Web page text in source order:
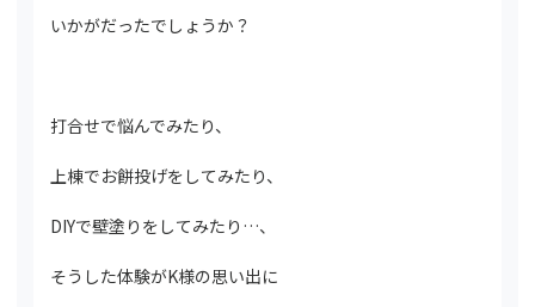
いかがだったでしょうか？
打合せで悩んでみたり、
上棟でお餅投げをしてみたり、
DIYで壁塗りをしてみたり…、
そうした体験がK様の思い出に